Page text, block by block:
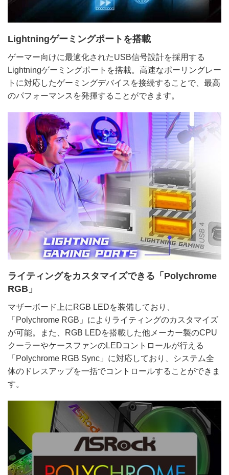
Lightningゲーミングポートを搭載
ゲーマー向けに最適化されたUSB信号設計を採用する
Lightningゲーミングポートを搭載。高速なポーリングレー
トに対応したゲーミングデバイスを接続することで、最高
のパフォーマンスを発揮することができます。
ライティングをカスタマイズできる「Polychrome
RGB」
マザーボード上にRGB LEDを装備しており、
「Polychrome RGB」によりライティングのカスタマイズ
が可能。また、RGB LEDを搭載した他メーカー製のCPU
クーラーやケースファンのLEDコントロールが行える
「Polychrome RGB Sync」に対応しており、システム全
体のドレスアップを一括でコントロールすることができま
す。